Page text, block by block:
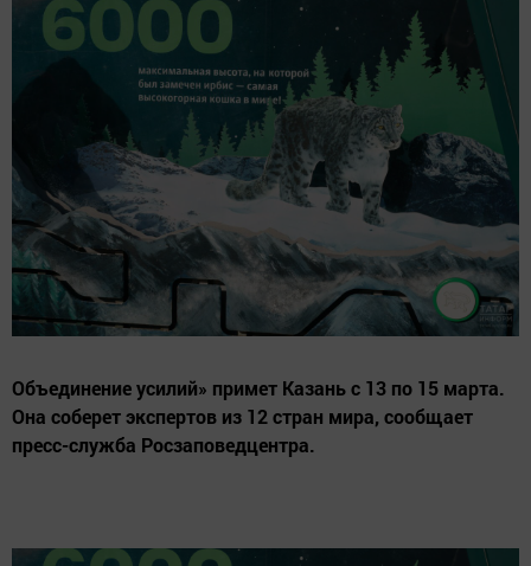
Объединение усилий» примет Казань с 13 по 15 марта.
Она соберет экспертов из 12 стран мира, сообщает
пресс-служба Росзаповедцентра.